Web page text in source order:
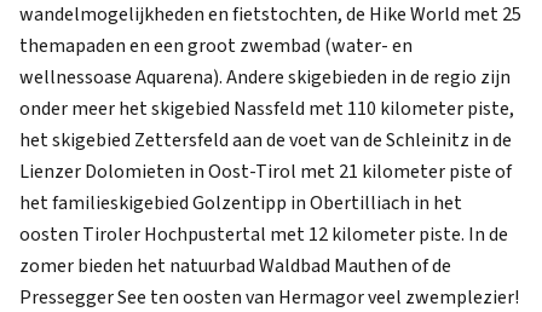
wandelmogelijkheden en fietstochten, de Hike World met 25
themapaden en een groot zwembad (water- en
wellnessoase Aquarena). Andere skigebieden in de regio zijn
onder meer het skigebied Nassfeld met 110 kilometer piste,
het skigebied Zettersfeld aan de voet van de Schleinitz in de
Lienzer Dolomieten in Oost-Tirol met 21 kilometer piste of
het familieskigebied Golzentipp in Obertilliach in het
oosten Tiroler Hochpustertal met 12 kilometer piste. In de
zomer bieden het natuurbad Waldbad Mauthen of de
Pressegger See ten oosten van Hermagor veel zwemplezier!